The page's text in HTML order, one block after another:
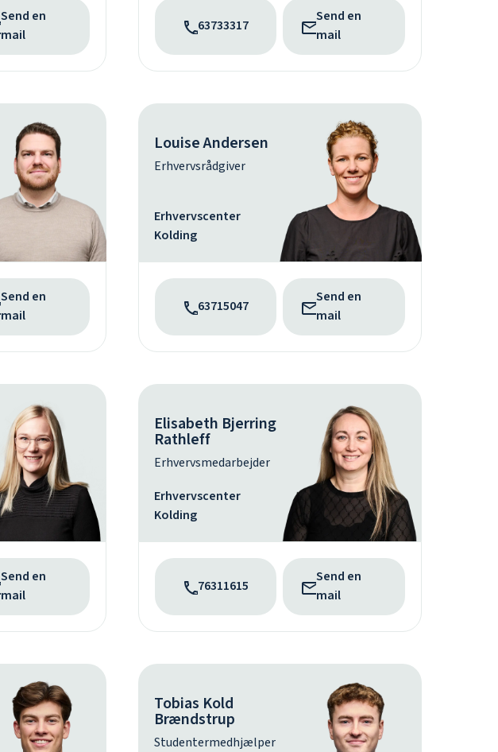
Send en
mail
63733317
Send en
mail
Send en
mail
Louise Andersen
Erhvervsrådgiver
Erhvervscenter
Kolding
63715047
Send en
mail
Send en
mail
Elisabeth Bjerring
Rathleff
Erhvervsmedarbejder
Erhvervscenter
Kolding
76311615
Send en
mail
Tobias Kold
Brændstrup
Studentermedhjælper